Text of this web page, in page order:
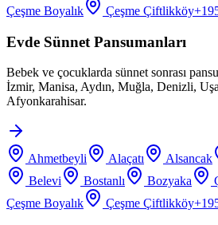
Çeşme Boyalık
Çeşme Çiftlikköy+
Evde Sünnet Pansumanları
Bebek ve çocuklarda sünnet sonrası
İzmir, Manisa, Aydın, Muğla, Denizli,
Afyonkarahisar.
Ahmetbeyli Alaçatı Alsancak
Belevi
Bostanlı Bozyaka
Çeşme Boyalık
Çeşme Çiftlikköy+